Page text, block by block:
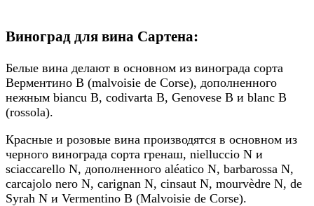
Виноград для вина Сартена:
Белые вина делают в основном из винограда сорта
Верментино B (malvoisie de Corse), дополненного
нежным biancu B, codivarta B, Genovese B и blanc B
(rossola).
Красные и розовые вина производятся в основном из
черного винограда сорта гренаш, nielluccio N и
sciaccarello N, дополненного aléatico N, barbarossa N,
carcajolo nero N, carignan N, cinsaut N, mourvèdre N, de
Syrah N и Vermentino B (Malvoisie de Corse).